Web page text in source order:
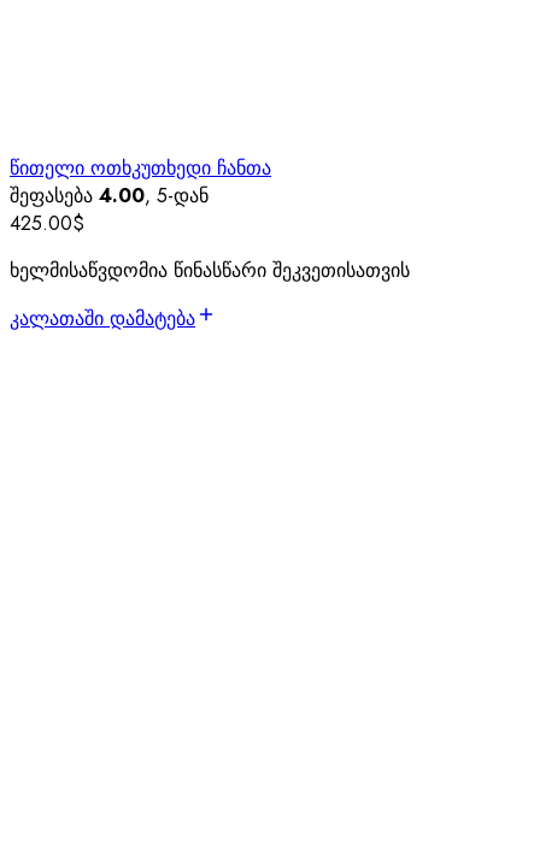
წითელი ოთხკუთხედი ჩანთა
შეფასება 4.00, 5-დან
425.00$
ხელმისაწვდომია წინასწარი შეკვეთისათვის
კალათაში დამატება